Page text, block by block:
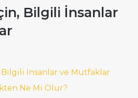
Bilgili İnsanlar
Bilgili İnsanlar ve Mutfaklar
Ne Mi Olur?